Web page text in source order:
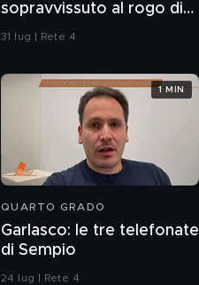
sopravvissuto al rogo di
Crans-Montana, la
31 lug | Rete 4
QUARTO GRADO
Garlasco: le tre telefonate
di Sempio
24 lug | Rete 4
1 MIN